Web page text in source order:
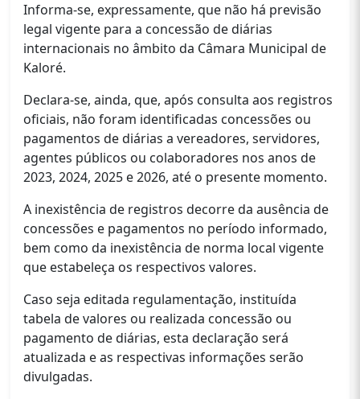
Informa-se, expressamente, que não há previsão
legal vigente para a concessão de diárias
internacionais no âmbito da Câmara Municipal de
Kaloré.
Declara-se, ainda, que, após consulta aos registros
oficiais, não foram identificadas concessões ou
pagamentos de diárias a vereadores, servidores,
agentes públicos ou colaboradores nos anos de
2023, 2024, 2025 e 2026, até o presente momento.
A inexistência de registros decorre da ausência de
concessões e pagamentos no período informado,
bem como da inexistência de norma local vigente
que estabeleça os respectivos valores.
Caso seja editada regulamentação, instituída
tabela de valores ou realizada concessão ou
pagamento de diárias, esta declaração será
atualizada e as respectivas informações serão
divulgadas.